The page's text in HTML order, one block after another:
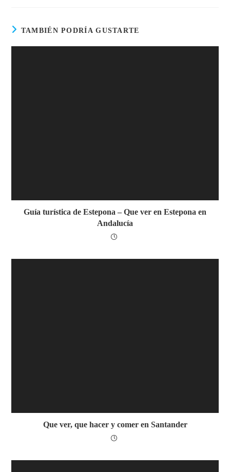
TAMBIÉN PODRÍA GUSTARTE
Guía turística de Estepona – Que ver en Estepona en
Andalucía
Que ver, que hacer y comer en Santander